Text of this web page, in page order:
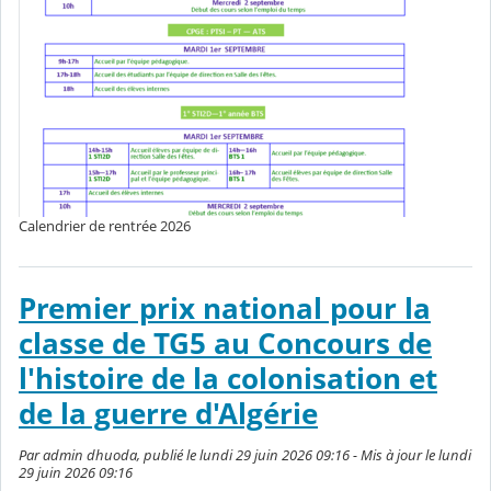
Calendrier de rentrée 2026
Premier prix national pour la
classe de TG5 au Concours de
l'histoire de la colonisation et
de la guerre d'Algérie
Par admin dhuoda, publié le lundi 29 juin 2026 09:16 - Mis à jour le lundi
29 juin 2026 09:16